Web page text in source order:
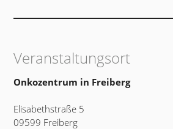
Veranstaltungsort
Onkozentrum in Freiberg
Elisabethstraße 5
09599 Freiberg